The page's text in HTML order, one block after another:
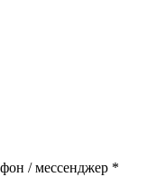
/ мессенджер *